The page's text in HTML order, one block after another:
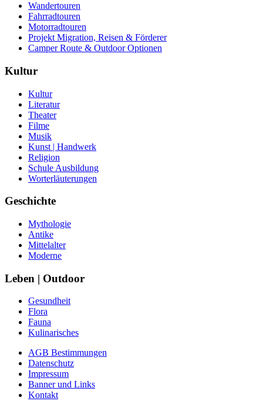
Wandertouren
Fahrradtouren
Motorradtouren
Projekt Migration, Reisen & Förderer
Camper Route & Outdoor Optionen
Kultur
Kultur
Literatur
Theater
Filme
Musik
Kunst | Handwerk
Religion
Schule Ausbildung
Worterläuterungen
Geschichte
Mythologie
Antike
Mittelalter
Moderne
Leben | Outdoor
Gesundheit
Flora
Fauna
Kulinarisches
AGB Bestimmungen
Datenschutz
Impressum
Banner und Links
Kontakt